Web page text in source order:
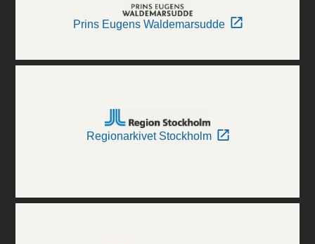
Prins Eugens Waldemarsudde
Regionarkivet Stockholm